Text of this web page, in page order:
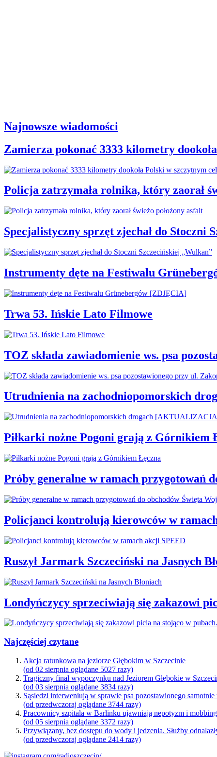
Najnowsze wiadomości
Zamierza pokonać 3333 kilometry
Policja zatrzymała rolnika, który zaorał
Specjalistyczny sprzęt zjechał do Stoczni
Instrumenty dęte na Festiwalu
Trwa 53. Ińskie Lato Filmowe
TOZ składa zawiadomienie ws. psa
Utrudnienia na zachodniopomorskich
Piłkarki nożne Pogoni grają z Górnikiem
Próby generalne w ramach przygotowań
Policjanci kontrolują kierowców w
Ruszył Jarmark Szczeciński na Jasnych
Londyńczycy sprzeciwiają się zakazowi
Najczęściej czytane
Akcja ratunkowa na jeziorze Głębokim w Szczecinie
(od 02 sierpnia oglądane 5027 razy)
Tragiczny finał wypoczynku nad Jeziorem Głębokie w
(od 03 sierpnia oglądane 3834 razy)
Sąsiedzi interweniują w sprawie psa pozostawionego
(od przedwczoraj oglądane 3744 razy)
Pracownicy szpitala w Barlinku ujawniają nepotyzm i
(od 05 sierpnia oglądane 3372 razy)
Przywiązany, bez dostępu do wody i jedzenia. Służby
(od przedwczoraj oglądane 2414 razy)